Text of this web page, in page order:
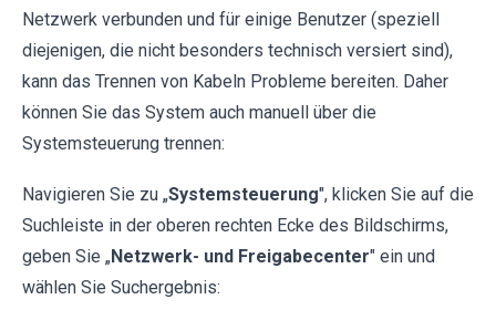
Netzwerk verbunden und für einige Benutzer (speziell
diejenigen, die nicht besonders technisch versiert sind),
kann das Trennen von Kabeln Probleme bereiten. Daher
können Sie das System auch manuell über die
Systemsteuerung trennen:
Navigieren Sie zu „Systemsteuerung", klicken Sie auf die
Suchleiste in der oberen rechten Ecke des Bildschirms,
geben Sie „Netzwerk- und Freigabecenter" ein und
wählen Sie Suchergebnis: